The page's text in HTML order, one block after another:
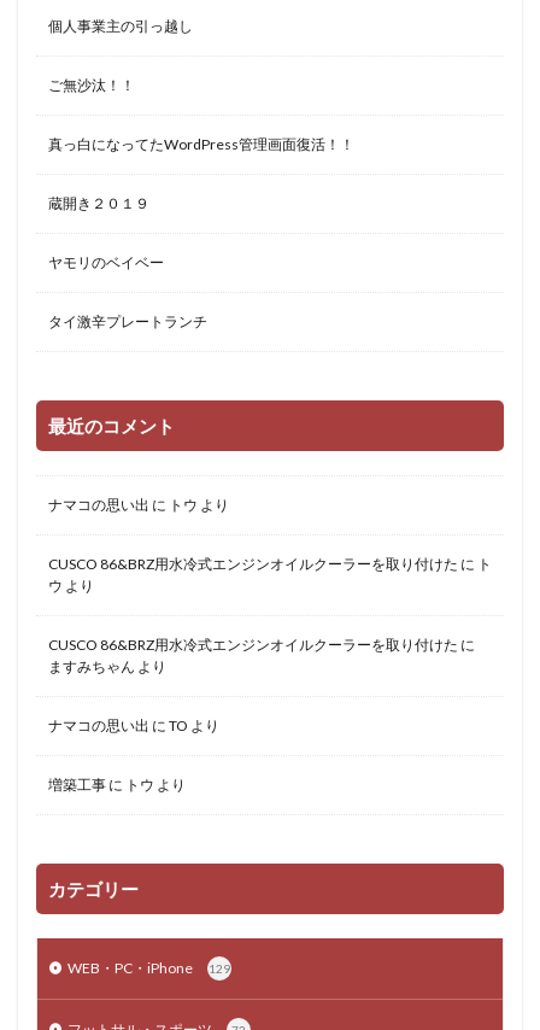
個人事業主の引っ越し
ご無沙汰！！
真っ白になってたWordPress管理画面復活！！
蔵開き２０１９
ヤモリのベイベー
タイ激辛プレートランチ
最近のコメント
ナマコの思い出 に トウ より
CUSCO 86&BRZ用水冷式エンジンオイルクーラーを取り付けた に ト
ウ より
CUSCO 86&BRZ用水冷式エンジンオイルクーラーを取り付けた に
ますみちゃん より
ナマコの思い出 に TO より
増築工事 に トウ より
カテゴリー
WEB・PC・iPhone 129